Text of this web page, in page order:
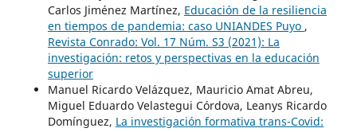
Carlos Jiménez Martínez, Educación de la resiliencia
en tiempos de pandemia: caso UNIANDES Puyo ,
Revista Conrado: Vol. 17 Núm. S3 (2021): La
investigación: retos y perspectivas en la educación
superior
Manuel Ricardo Velázquez, Mauricio Amat Abreu,
Miguel Eduardo Velastegui Córdova, Leanys Ricardo
Domínguez, La investigación formativa trans-Covid: